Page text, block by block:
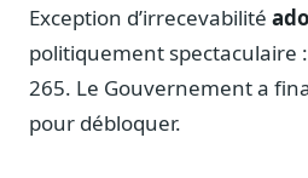
Fiabilité, souveraineté, sobriété
Sécurité
Hébergement européen, RGPD
Exception d’irrecevabilité
politiquement spectaculaire
265. Le Gouvernement a
pour débloquer.